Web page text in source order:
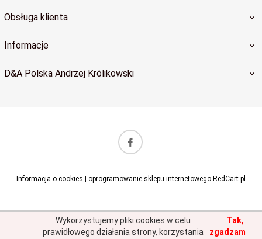
Obsługa klienta
Informacje
D&A Polska Andrzej Królikowski
Informacja o cookies oprogramowanie sklepu internetowego RedCart.pl
Wykorzystujemy pliki cookies w celu
prawidłowego działania strony, korzystania
Tak,
zgadzam